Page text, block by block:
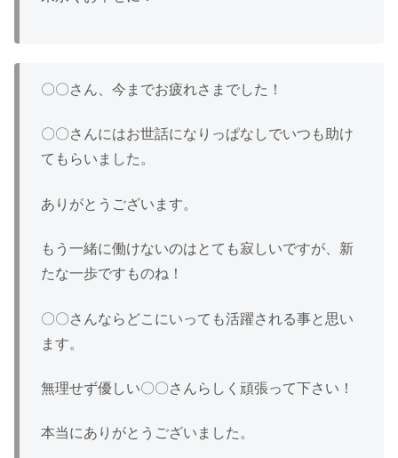
〇〇さん、今までお疲れさまでした！
〇〇さんにはお世話になりっぱなしでいつも助け
てもらいました。
ありがとうございます。
もう一緒に働けないのはとても寂しいですが、新
たな一歩ですものね！
〇〇さんならどこにいっても活躍される事と思い
ます。
無理せず優しい〇〇さんらしく頑張って下さい！
本当にありがとうございました。